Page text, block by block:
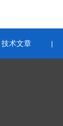
技术文章 |